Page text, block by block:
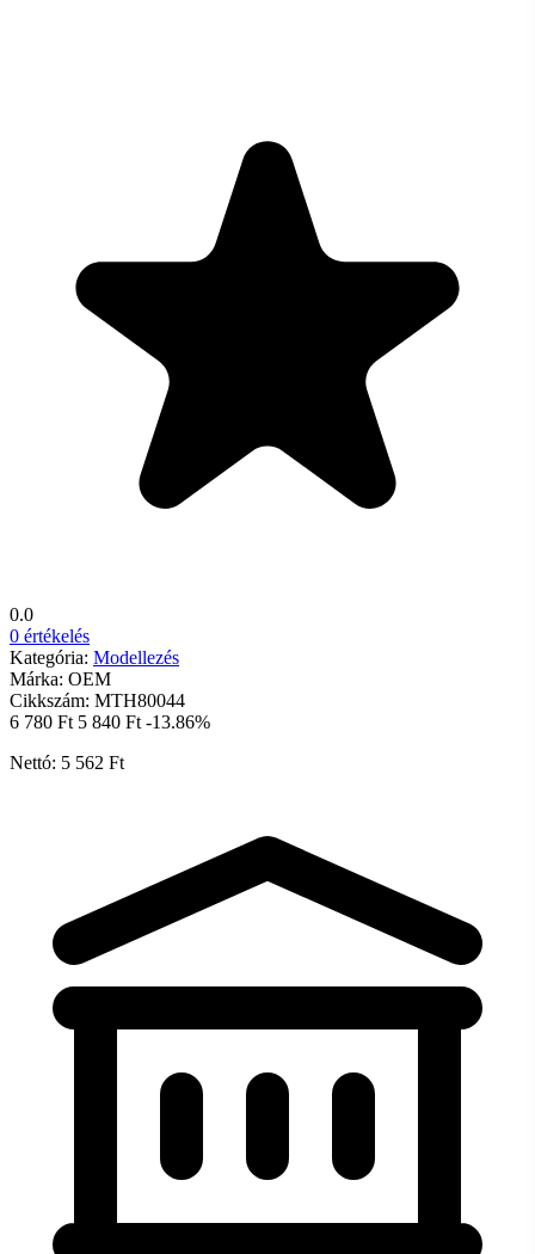
0.0
0 értékelés
Kategória: Modellezés
Márka: OEM
Cikkszám: MTH80044
6 780 Ft 5 840 Ft -13.86%
Nettó: 5 562 Ft